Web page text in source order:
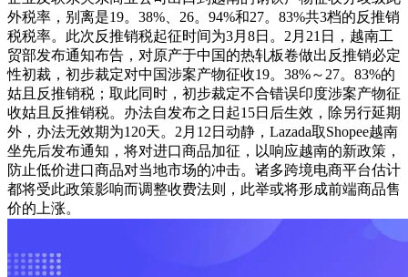
外税率，别离是19。38%、26。94%和27。83%共3档的反推销
税税率。此次反推销税起征时间为3月8日。2月21日，越南工
贸部发布通知布告，对原产于中国的热轧板卷做出反推销必定
性初裁，初步裁定对中国涉案产物征收19。38%～27。83%的
姑且反推销税；取此同时，初步裁定不合错误印度涉案产物征
收姑且反推销税。办法自发布之日起15日后生效，除另行延期
外，办法无效期为120天。2月12日动静，Lazada取Shopee越南
坐先后发布通知，将对进口商品加征，以响应越南的新政策，
防止低价进口商品对当地市场的冲击。诸多跨境电商平台估计
都将受此政策影响而调整收费法则，此举或将形成前端商品售
价的上涨。